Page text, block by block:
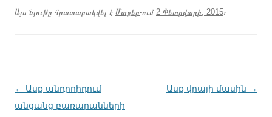
Այս նյութը հրատարակվել է Մտքեր-ում 2 Փետրվարի, 2015։
Գրառումների
նավարկումը
← Ասք անդրոիդում
անցանց բառարանների
Ասք վրայի մասին →